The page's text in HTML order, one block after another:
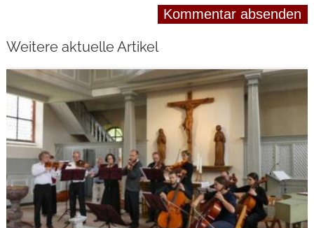
Weitere aktuelle Artikel
weiterlesen